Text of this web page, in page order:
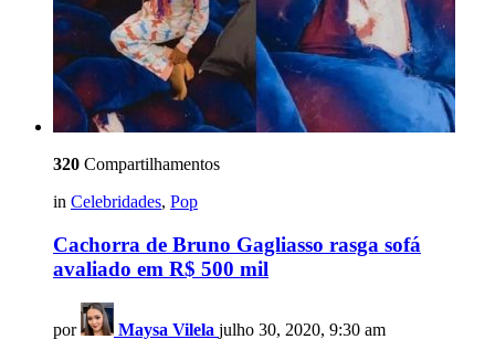
320 Compartilhamentos
in Celebridades, Pop
Cachorra de Bruno Gagliasso rasga sofá
avaliado em R$ 500 mil
por Maysa Vilela julho 30, 2020, 9:30 am